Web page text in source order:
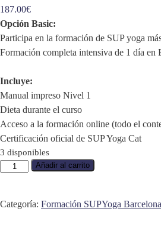
187.00€
Opción Basic:
Participa en la formación de SUP yoga
Formación completa intensiva de 1 día en
Incluye:
Manual impreso Nivel 1
Dieta durante el curso
Acceso a la formación online (todo el
Certificación oficial de SUP Yoga Cat
3 disponibles
Añadir al carrito
Categoría: Formación SUPYoga Barcelona